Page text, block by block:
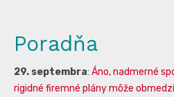
Poradňa
29. septembra: Áno, nadmerné
rigidné firemné plány môže